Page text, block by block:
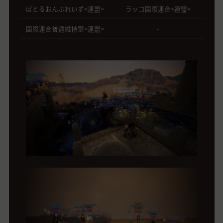
ばとるおんぶれいず<連盟> ラッコ国際連合<連盟>
国際連合普通維持軍<連盟> -